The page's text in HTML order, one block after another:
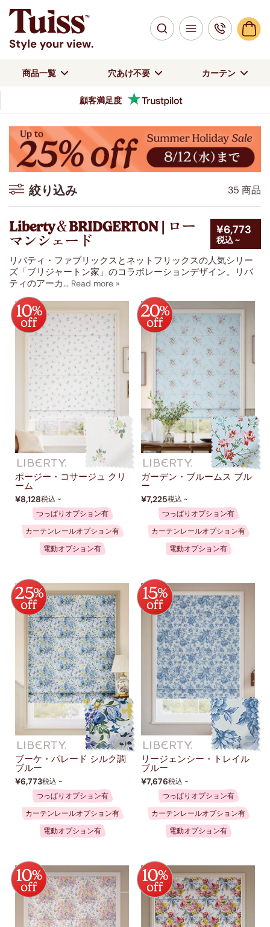
商品一覧 穴あけ不要 カーテン
高品質を低価格で提供
絞り込み 35 商品
絞り込み
色
ベージュ・ナチュラル (5)
ブルー (13)
レッド (1)
パープル (1)
ブラック (1)
グリーン (2)
ピンク (7)
イエロー・ゴールド (4)
オレンジ
並べ替え
デザイン
機能
特長・パフォーマンス
素材
Liberty＆BRIDGERTON | ロー
マンシェード
¥6,773
税込 ~
リバティ・ファブリックスとネットフリックスの人気シリー
ズ「ブリジャートン家」のコラボレーションデザイン。リバ
ティのアーカ...
ポージー・コサージュ クリ
ーム
¥8,128税込 ~
つっぱりオプション有
カーテンレールオプション有
電動オプション有
ガーデン・ブルームス ブル
ー
¥7,225税込 ~
つっぱりオプション有
カーテンレールオプション有
電動オプション有
ブーケ・パレード シルク調
ブルー
¥6,773税込 ~
つっぱりオプション有
カーテンレールオプション有
電動オプション有
リージェンシー・トレイル
ブルー
¥7,676税込 ~
つっぱりオプション有
カーテンレールオプション有
電動オプション有